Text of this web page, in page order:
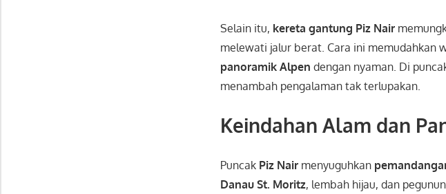
Selain itu, kereta gantung Piz Nair
melewati jalur berat. Cara ini memudahkan
panoramik Alpen dengan nyaman. Di
menambah pengalaman tak terlupakan.
Keindahan Alam dan
Puncak Piz Nair menyuguhkan
Danau St. Moritz, lembah hijau, dan